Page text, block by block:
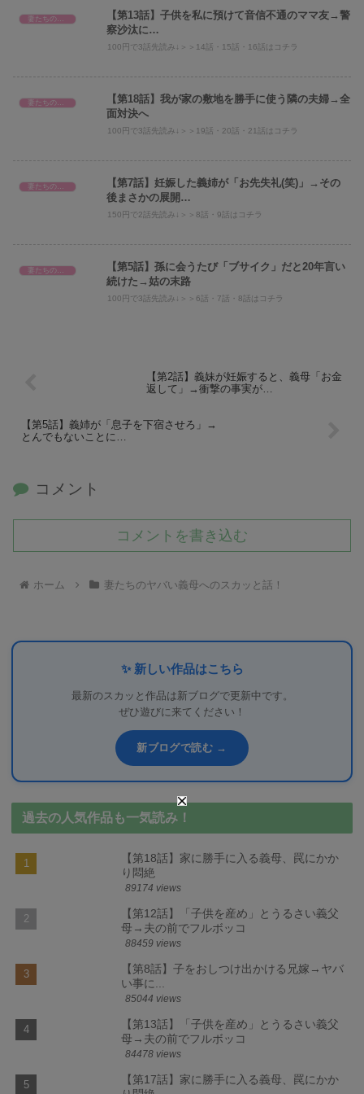
【第13話】子供を私に預けて音信不通のママ友→警
察沙汰に…
100円で3話先読み↓＞＞14話・15話・16話はコチラ
【第18話】我が家の敷地を勝手に使う隣の夫婦→全
面対決へ
100円で3話先読み↓＞＞19話・20話・21話はコチラ
【第7話】妊娠した義姉が「お先失礼(笑)」→その
後まさかの展開…
150円で2話先読み↓＞＞8話・9話はコチラ
【第5話】孫に会うたび「ブサイク」だと20年言い
続けた→姑の末路
100円で3話先読み↓＞＞6話・7話・8話はコチラ
【第2話】義妹が妊娠すると、義母「お金
返して」→衝撃の事実が…
【第5話】義姉が「息子を下宿させろ」→
とんでもないことに…
コメント
コメントを書き込む
ホーム 妻たちのヤバい義母へのスカッと話！
✨ 新しい作品はこちら
最新のスカッと作品は新ブログで更新中です。
ぜひ遊びに来てください！
新ブログで読む →
過去の人気作品も一気読み！
【第18話】家に勝手に入る義母、罠にかか
り悶絶
89174 views
【第12話】「子供を産め」とうるさい義父
母→夫の前でフルボッコ
88459 views
【第8話】子をおしつけ出かける兄嫁→ヤバ
い事に...
85044 views
【第13話】「子供を産め」とうるさい義父
母→夫の前でフルボッコ
84478 views
【第17話】家に勝手に入る義母、罠にかか